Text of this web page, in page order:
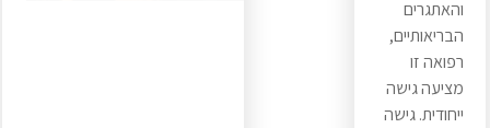
והאתגרים
הבריאותיים,
רפואה זו
מציעה גישה
ייחודית. גישה